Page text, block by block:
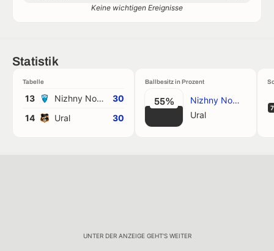
Keine wichtigen Ereignisse
Statistik
Tabelle
13 Nizhny Novg.
30
14
Ural 30
Ballbesitz in Prozent
55%
Nizhny Novg.
Ural
7
UNTER DER ANZEIGE GEHT'S WEITER